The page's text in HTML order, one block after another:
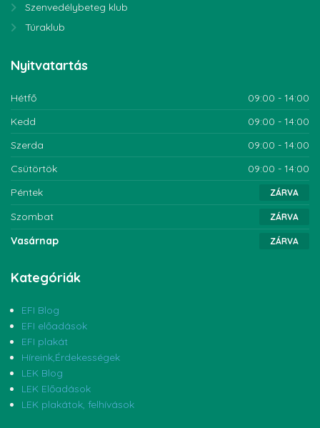
Szenvedélybeteg klub
Túraklub
Nyitvatartás
Hétfő
09:00 - 14:00
Kedd
09:00 - 14:00
Szerda
09:00 - 14:00
Csütörtök
09:00 - 14:00
Péntek
ZÁRVA
Szombat ZÁRVA
Vasárnap ZÁRVA
Kategóriák
EFI Blog
EFI előadások
EFI plakát
Híreink,Érdekességek
LEK Blog
LEK Előadások
LEK plakátok, felhívások